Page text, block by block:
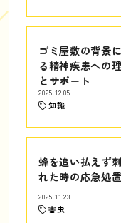
ゴミ屋敷の背景
る精神疾患への
とサポート
2025.12.05
知識
蜂を追い払えず
れた時の応急処置
2025.11.23
害虫